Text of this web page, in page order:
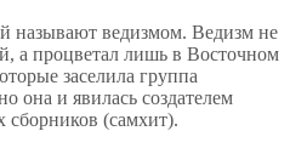
называют ведизмом. Ведизм не
а процветал лишь в Восточном
заселила группа
она и явилась создателем
сборников (самхит).